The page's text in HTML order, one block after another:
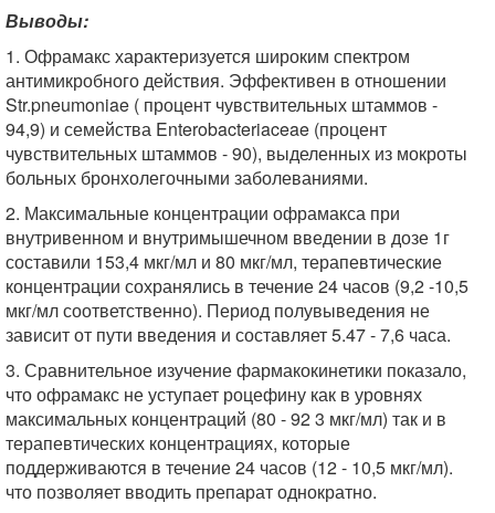
Выводы:
1. Офрамакс характеризуется широким спектром
антимикробного действия. Эффективен в отношении
Str.pneumoniae ( процент чувствительных штаммов -
94,9) и семейства Enterobacteriaceae (процент
чувствительных штаммов - 90), выделенных из мокроты
больных бронхолегочными заболеваниями.
2. Максимальные концентрации офрамакса при
внутривенном и внутримышечном введении в дозе 1г
составили 153,4 мкг/мл и 80 мкг/мл, терапевтические
концентрации сохранялись в течение 24 часов (9,2 -10,5
мкг/мл соответственно). Период полувыведения не
зависит от пути введения и составляет 5.47 - 7,6 часа.
3. Сравнительное изучение фармакокинетики показало,
что офрамакс не уступает роцефину как в уровнях
максимальных концентраций (80 - 92 3 мкг/мл) так и в
терапевтических концентрациях, которые
поддерживаются в течение 24 часов (12 - 10,5 мкг/мл).
что позволяет вводить препарат однократно.